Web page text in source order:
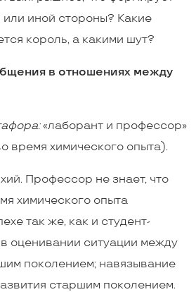
иной стороны? Какие
король, а какими шут?
в отношениях между
«лаборант и профессор»
время химического опыта).
Профессор не знает, что
химического опыта
так же, как и студент-
оценивании ситуации между
поколением; навязывание
старшим поколением.